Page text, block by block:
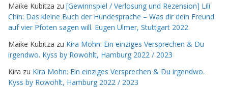
Maike Kubitza zu [Gewinnspiel / Verlosung und Rezension] Lili
Chin: Das kleine Buch der Hundesprache – Was dir dein Freund
auf vier Pfoten sagen will. Eugen Ulmer, Stuttgart 2022
Maike Kubitza zu Kira Mohn: Ein einziges Versprechen & Du
irgendwo. Kyss by Rowohlt, Hamburg 2022 / 2023
Kira zu Kira Mohn: Ein einziges Versprechen & Du irgendwo.
Kyss by Rowohlt, Hamburg 2022 / 2023